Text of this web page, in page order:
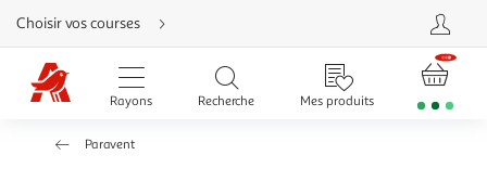
Aller
directement
au
contenu
Aller
directement
Aller
Choisir vos courses
Rayons Recherche Mes produits
Paravent